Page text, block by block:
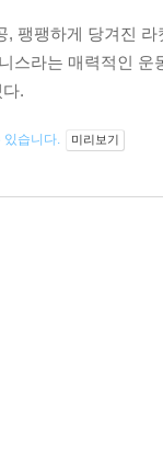
, 팽팽하게 당겨진
스라는 매력적인
.
있습니다. 미리보기